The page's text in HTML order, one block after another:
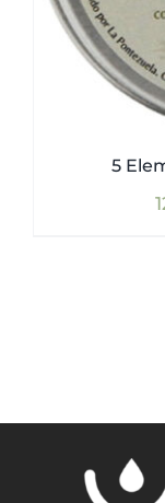
5